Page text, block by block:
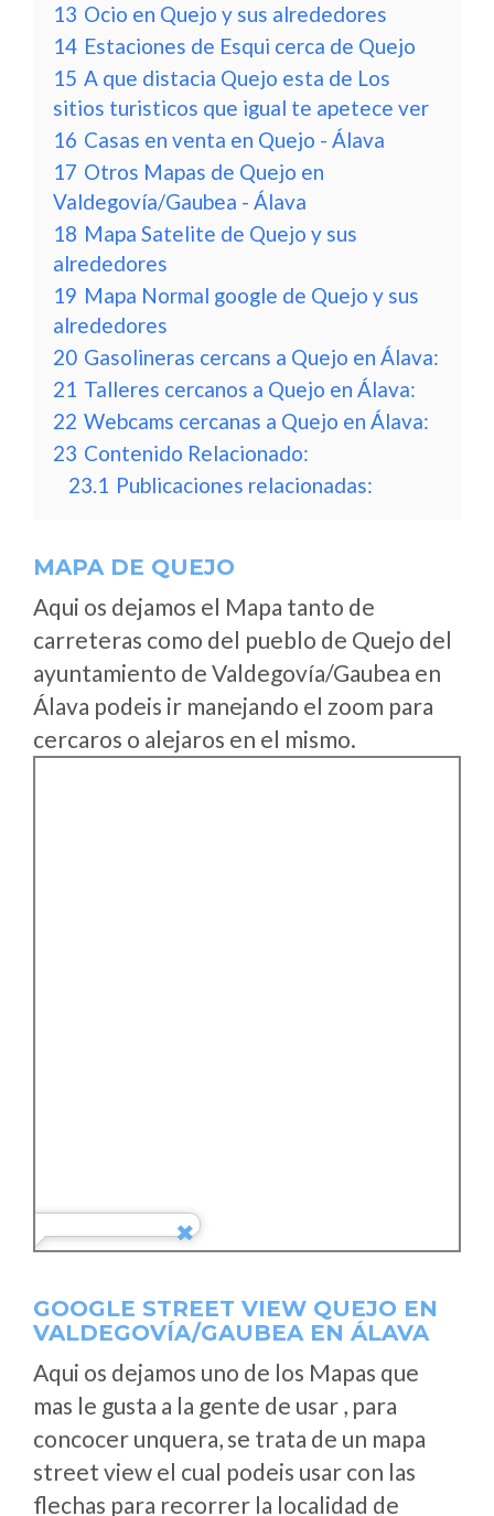
13 Ocio en Quejo y sus alrededores
14 Estaciones de Esqui cerca de Quejo
15 A que distacia Quejo esta de Los
sitios turisticos que igual te apetece ver
16 Casas en venta en Quejo - Álava
17 Otros Mapas de Quejo en
Valdegovía/Gaubea - Álava
18 Mapa Satelite de Quejo y sus
alrededores
19 Mapa Normal google de Quejo y sus
alrededores
20 Gasolineras cercans a Quejo en Álava:
21 Talleres cercanos a Quejo en Álava:
22 Webcams cercanas a Quejo en Álava:
23 Contenido Relacionado:
23.1 Publicaciones relacionadas:
MAPA DE QUEJO
Aqui os dejamos el Mapa tanto de
carreteras como del pueblo de Quejo del
ayuntamiento de Valdegovía/Gaubea en
Álava podeis ir manejando el zoom para
cercaros o alejaros en el mismo.
GOOGLE STREET VIEW QUEJO EN
VALDEGOVÍA/GAUBEA EN ÁLAVA
Aqui os dejamos uno de los Mapas que
mas le gusta a la gente de usar , para
concocer unquera, se trata de un mapa
street view el cual podeis usar con las
flechas para recorrer la localidad de